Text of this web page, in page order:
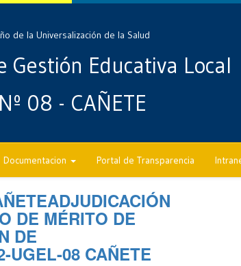
de la Universalización de la Salud
Gestión Educativa Local
Nº 08 - CAÑETE
Documentacion Portal de Transparencia
DE MÉRITO DE
DE
UGEL-08 CAÑETE